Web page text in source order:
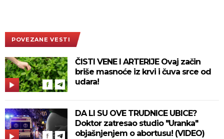
POVEZANE VESTI
ČISTI VENE I ARTERIJE Ovaj začin
briše masnoće iz krvi i čuva srce od
udara!
DA LI SU OVE TRUDNICE UBICE?
Doktor zatresao studio "Uranka"
objašnjenjem o abortusu! (VIDEO)